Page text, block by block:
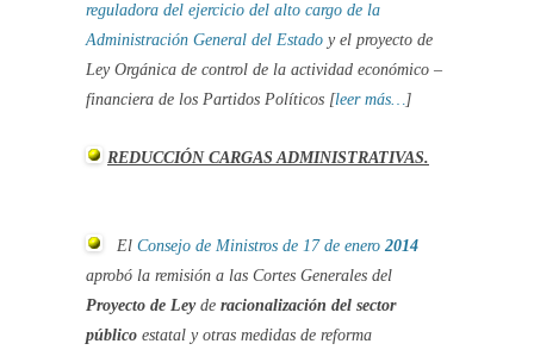
reguladora del ejercicio del alto cargo de la
Administración General del Estado y el proyecto de
Ley Orgánica de control de la actividad económico –
financiera de los Partidos Políticos [leer más…]
REDUCCIÓN CARGAS ADMINISTRATIVAS.
El Consejo de Ministros de 17 de enero 2014
aprobó la remisión a las Cortes Generales del
Proyecto de Leyde racionalización del sector
público estatal y otras medidas de reforma